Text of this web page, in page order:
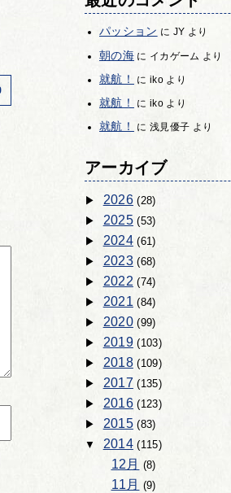
パッション に JY より
朝の海に イカゲーム より
就航！ に ikoより
就航！ に ikoより
就航！ に 浅見優子 より
アーカイブ
2026(28)
2025(53)
2024(61)
2023(68)
2022 (74)
2021(84)
2020(99)
2019(103)
2018(109)
2017 (135)
2016(123)
2015(83)
2014(115)
12月 (8)
11月 (9)